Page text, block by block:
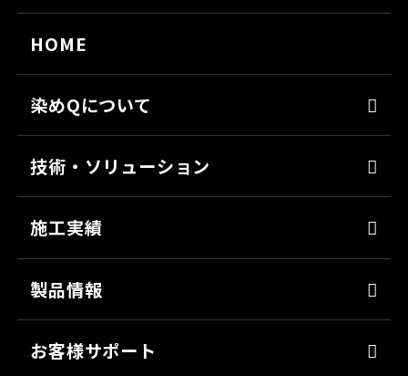
HOME
染めQについて
会社概要
沿革
技術・ソリューション
強靭化工法
ソリューション
施工実績
製品情報
お客様サポート